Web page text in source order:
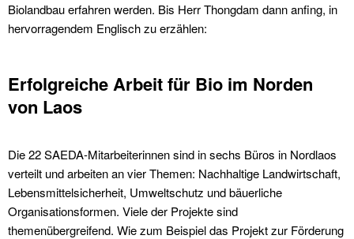
Biolandbau erfahren werden. Bis Herr Thongdam dann anfing, in
hervorragendem Englisch zu erzählen:
Erfolgreiche Arbeit für Bio im Norden
von Laos
Die 22 SAEDA-Mitarbeiterinnen sind in sechs Büros in Nordlaos
verteilt und arbeiten an vier Themen: Nachhaltige Landwirtschaft,
Lebensmittelsicherheit, Umweltschutz und bäuerliche
Organisationsformen. Viele der Projekte sind
themenübergreifend. Wie zum Beispiel das Projekt zur Förderung